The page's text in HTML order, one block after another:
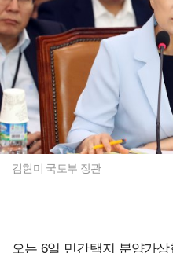
김현미 국토부 장관
오는 6일 민간택지 분양가